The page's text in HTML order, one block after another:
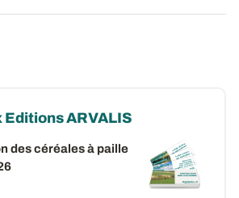
Editions ARVALIS
des céréales à paille